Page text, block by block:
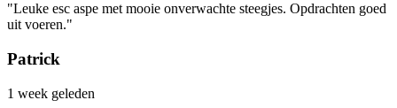
"Leuke esc aspe met mooie onverwachte steegjes. Opdrachten goed
uit voeren."
Patrick
1 week geleden